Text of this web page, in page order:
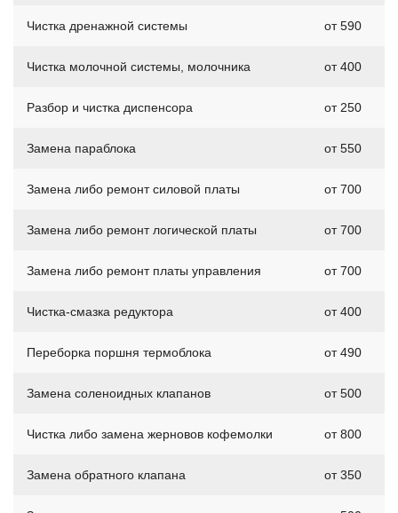
Чистка дренажной системы от 590
Чистка молочной системы, молочника от 400
Разбор и чистка диспенсора от 250
Замена параблока от 550
Замена либо ремонт силовой платы от 700
Замена либо ремонт логической платы от 700
Замена либо ремонт платы управления от 700
Чистка-смазка редуктора от 400
Переборка поршня термоблока от 490
Замена соленоидных клапанов от 500
Чистка либо замена жерновов кофемолки от 800
Замена обратного клапана от 350